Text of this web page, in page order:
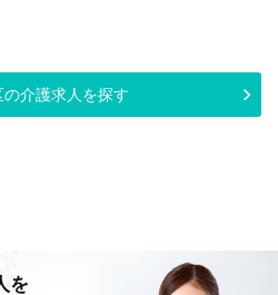
の介護求人を探す
を